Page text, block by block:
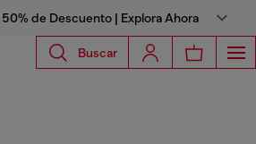
de Descuento | Explora Ahora
Buscar